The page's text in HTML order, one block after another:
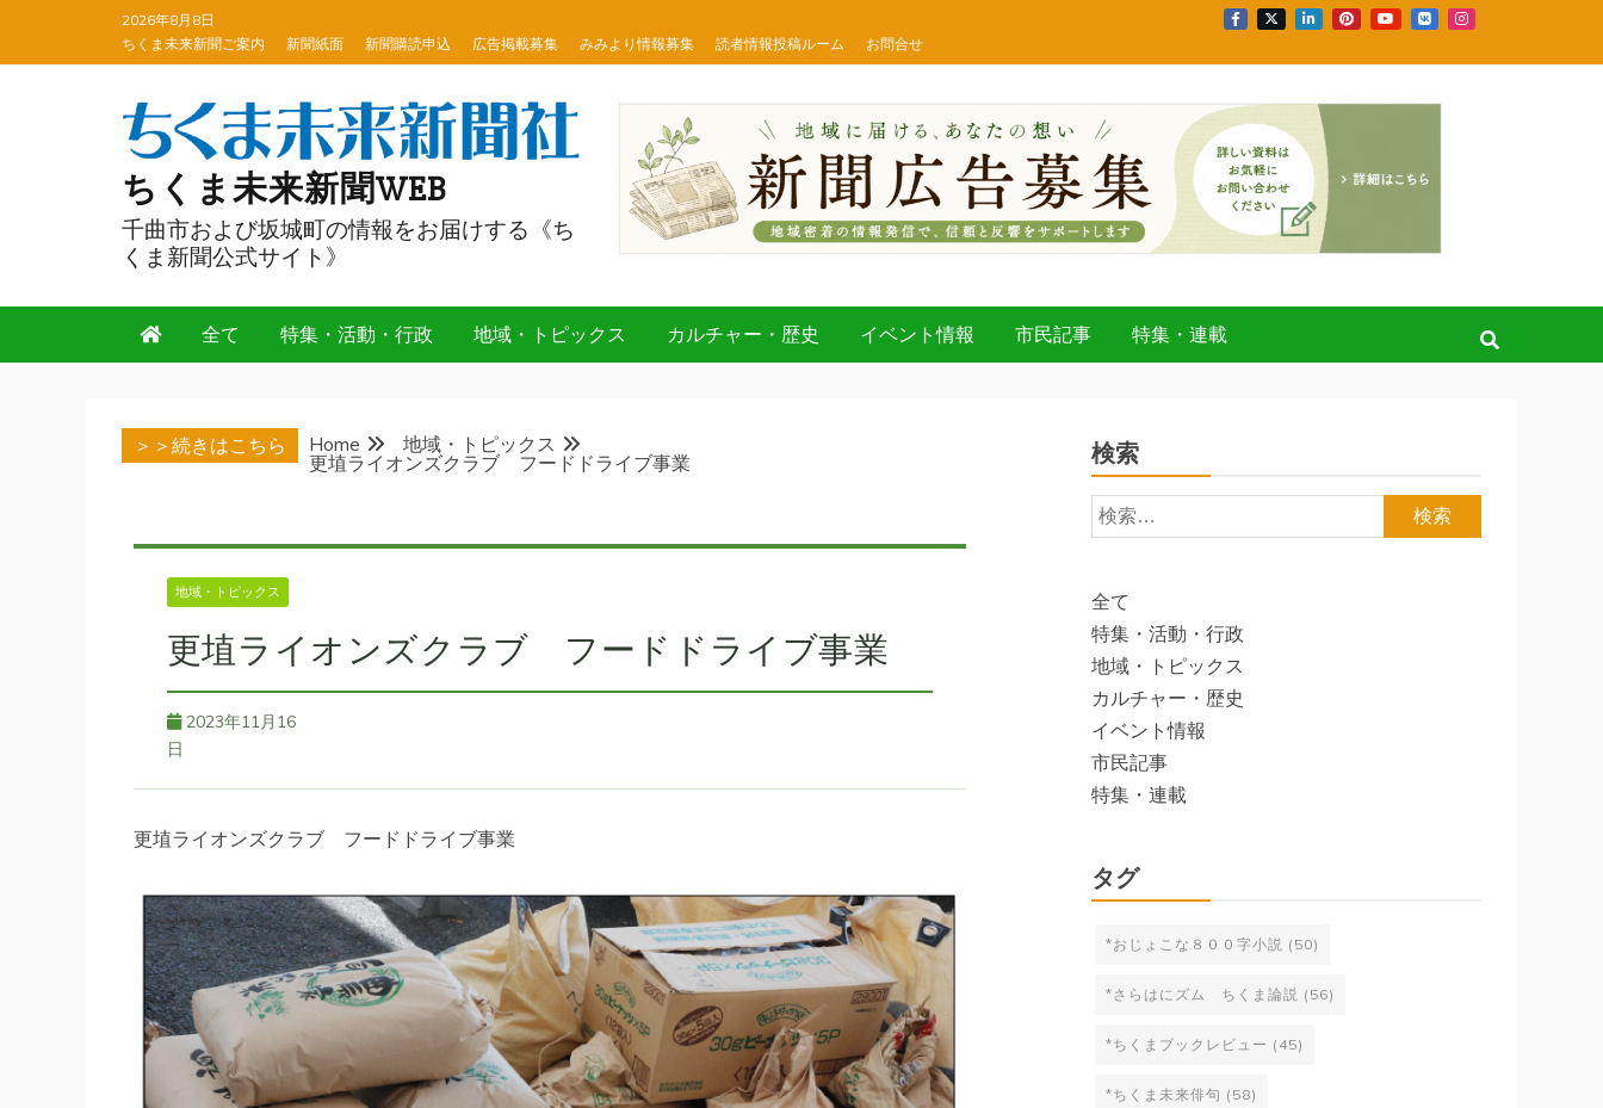
2026年8月8日
ちくま未来新聞ご案内
新聞紙面 新聞購読申込 広告掲載募集 みみより情報募集 読者情報投稿ルーム お問合せ
ちくま未来新聞WEB
千曲市および坂城町の情報をお届けする《ち
くま新聞公式サイト》
全て 特集・活動・行政 地域・トピックス カルチャー・歴史 イベント情報 市民記事 特集・連載
＞＞続きはこちら Home
地域・トピックス
更埴ライオンズクラブ フードドライブ事業
地域・トピックス
更埴ライオンズクラブ フードドライブ事業
2023年11月16
日
更埴ライオンズクラブ フードドライブ事業
検索
検
索:
全て
特集・活動・行政
地域・トピックス
カルチャー・歴史
イベント情報
市民記事
特集・連載
タグ
*おじょこな８００字小説 (50)
*さらはにズム ちくま論説 (56)
*ちくまブックレビュー (45)
*ちくま未来俳句 (58)